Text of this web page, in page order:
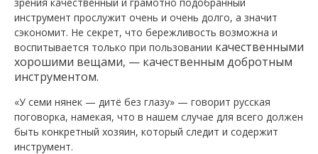
инструмент прослужит очень и очень долго, а значит
сэкономит. Не секрет, что бережливость возможна и
воспитывается только при пользовании качественными
хорошими вещами, — качественным добротным
инструментом.
«У семи нянек — дитё без глазу» — говорит русская
поговорка, намекая, что в нашем случае для всего должен
быть конкретный хозяин, который следит и содержит
инструмент.